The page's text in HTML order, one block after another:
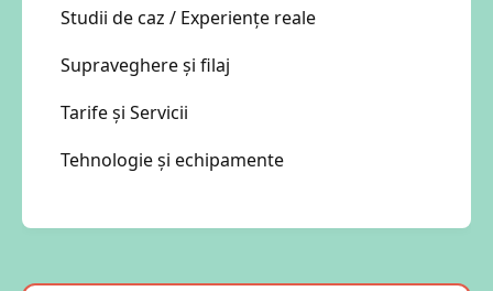
Studii de caz / Experiențe reale
Supraveghere și filaj
Tarife și Servicii
Tehnologie și echipamente